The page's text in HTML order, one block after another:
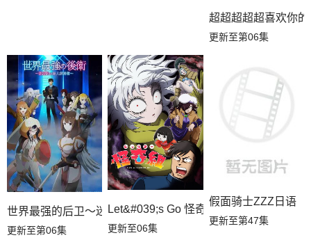
超超超超超喜欢你
更新至第06集
世界最强的后卫～迷宫国的新人探索者～
更新至第06集
Let&#039;s Go 怪奇组
更新至06集
假面骑士ZZZ日语
更新至第47集